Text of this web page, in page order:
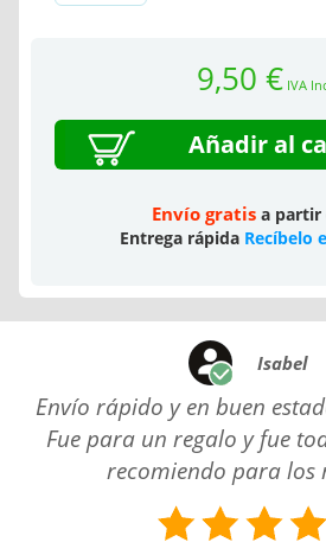
9,50 €IVA
Añadir al
Envío gratis a partir
Entrega rápida Recíbelo
Isabel
Envío rápido y en buen
Fue para un regalo y fue
recomiendo para los